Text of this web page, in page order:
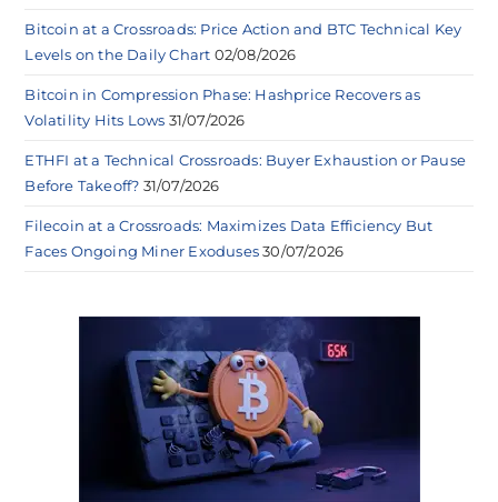
Bitcoin at a Crossroads: Price Action and BTC Technical Key
Levels on the Daily Chart 02/08/2026
Bitcoin in Compression Phase: Hashprice Recovers as
Volatility Hits Lows 31/07/2026
ETHFI at a Technical Crossroads: Buyer Exhaustion or Pause
Before Takeoff? 31/07/2026
Filecoin at a Crossroads: Maximizes Data Efficiency But
Faces Ongoing Miner Exoduses 30/07/2026